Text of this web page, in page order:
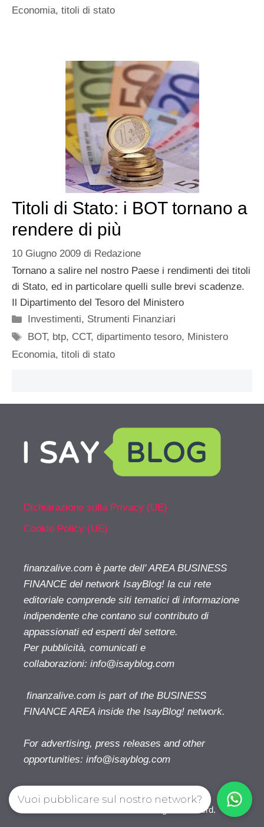
Economia, titoli di stato
Titoli di Stato: i BOT tornano a
rendere di più
10 Giugno 2009 di Redazione
Tornano a salire nel nostro Paese i rendimenti dei titoli
di Stato, ed in particolare quelli sulle brevi scadenze.
Il Dipartimento del Tesoro del Ministero
Categorie
Investimenti, Strumenti Finanziari
Tag
BOT, btp, CCT,dipartimento tesoro, Ministero
Economia, titoli di stato
Dichiarazione sulla Privacy (UE)
Cookie Policy (UE)
finanzalive.com è parte dell' AREA BUSINESS
FINANCE del network IsayBlog! la cui rete
editoriale comprende siti tematici di informazione
indipendente che contano sul contributo di
appassionati ed esperti del settore.
Per pubblicità, comunicati e
collaborazioni: info@isayblog.com
finanzalive.com is part of the BUSINESS
FINANCE AREA inside the IsayBlog! network.
For advertising, press releases and other
opportunities: info@isayblog.com
Finanzalive.com © 2026. All right reserverd.
Vuoi pubblicare sul nostro network?